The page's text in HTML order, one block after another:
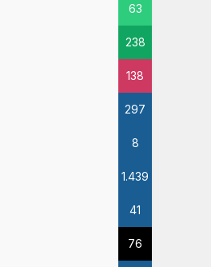
63
238
138
297
8
1.439
41
76